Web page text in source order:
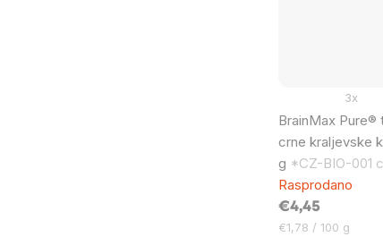
BrainMax Pure®
crne kraljevske
g *CZ-BIO-001
3x
Rasprodano
€4,45
Cijena
€1,78 / 100 g